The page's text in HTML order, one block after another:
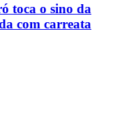
toca o sino da
com carreata